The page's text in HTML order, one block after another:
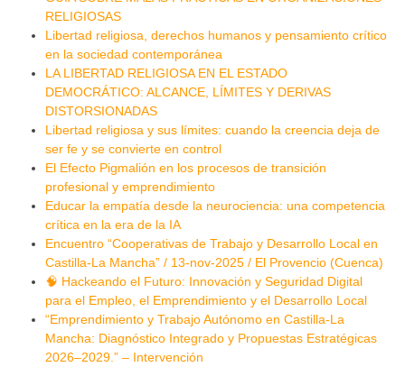
RELIGIOSAS
Libertad religiosa, derechos humanos y pensamiento crítico
en la sociedad contemporánea
LA LIBERTAD RELIGIOSA EN EL ESTADO
DEMOCRÁTICO: ALCANCE, LÍMITES Y DERIVAS
DISTORSIONADAS
Libertad religiosa y sus límites: cuando la creencia deja de
ser fe y se convierte en control
El Efecto Pigmalión en los procesos de transición
profesional y emprendimiento
Educar la empatía desde la neurociencia: una competencia
crítica en la era de la IA
Encuentro “Cooperativas de Trabajo y Desarrollo Local en
Castilla-La Mancha” / 13-nov-2025 / El Provencio (Cuenca)
🧠 Hackeando el Futuro: Innovación y Seguridad Digital
para el Empleo, el Emprendimiento y el Desarrollo Local
“Emprendimiento y Trabajo Autónomo en Castilla-La
Mancha: Diagnóstico Integrado y Propuestas Estratégicas
2026–2029.” – Intervención